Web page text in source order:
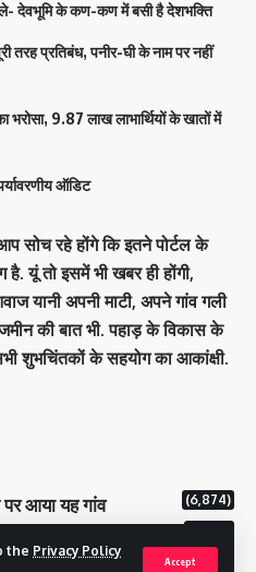
the Privacy Policy
Accept
देवभूमि के कण-कण में बसी है देशभक्ति
तरह प्रतिबंध, पनीर-घी के नाम पर नहीं
9.87 लाख लाभार्थियों के खातों में
ऑडिट
सोच रहे होंगे कि इतने पोर्टल के
यूं तो इसमें भी खबर ही होंगी,
यानी अपनी माटी, अपने गांव गली
की बात भी. पहाड़ के विकास के
शुभचिंतकों के सहयोग का आकांक्षी.
आया यह गांव (6,874)
बनाए गए
से अधिक की संपत्ति (5,205)